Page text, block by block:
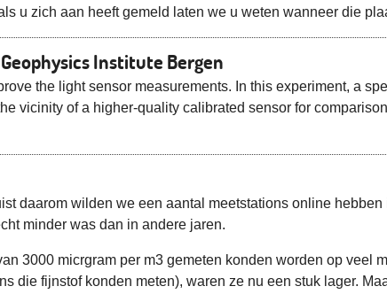
u zich aan heeft gemeld laten we u weten wanneer die
Institute Bergen
the light sensor measurements. In this experiment, a
vicinity of a higher-quality calibrated sensor for
daarom wilden we een aantal meetstations online
minder was dan in andere jaren.
3000 micrgram per m3 gemeten konden worden op veel
die fijnstof konden meten), waren ze nu een stuk lager.